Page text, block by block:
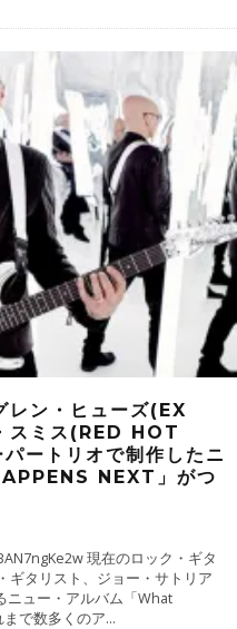
レン・ヒューズ(EX
スミス(RED HOT
ートリオで制作したニ
NEXT」がつ
現在のロック・ギタ
ギタリスト、ジョー・サトリア
ニュー・アルバム「What
で数多くのア...